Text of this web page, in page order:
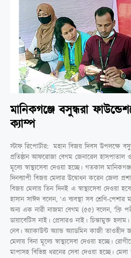
মানিকগঞ্জে বসুন্ধরা
ক্যাম্প
স্টাফ রিপোর্টার: মহান বিজয় দিবস উপলক্ষে
প্রতিষ্ঠান আফরোজা বেগম জেনারেল হাসপাতাল
মূল্যে স্বাস্থ্যসেবা দেওয়া হচ্ছে। গতকাল
দিনব্যাপী বিজয় মেলার উদ্বোধন করেন জেলা
বিজয় মেলায় তিন দিনই এ স্বাস্থ্যসেবা দেওয়া
হাসান সাঈদ বলেন, ‘এ ব্যবস্থা সব শ্রেণি-
অন্য এক নারী নাজমা বেগম (৫৫) বলেন, ‘ফ্রি
ডায়াবেটিস নাই। প্রেসারও নাই। চিন্তামুক্ত
নেব। অ্যাকাউন্ট অ্যান্ড অ্যাডমিন কাজী
মেলায় বিনা মূল্যে স্বাস্থ্যসেবা দেওয়া হচ্ছে।
মাপাসহ বিভিন্ন ধরনের সেবা দেওয়া হচ্ছে।